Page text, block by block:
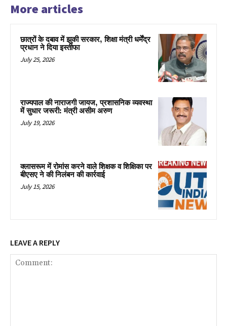
More articles
छात्रों के दबाव में झुकी सरकार, शिक्षा मंत्री धर्मेंद्र
प्रधान ने दिया इस्तीफा
July 25, 2026
राज्यपाल की नाराजगी जायज, प्रशासनिक व्यवस्था
में सुधार जरूरी: मंत्री असीम अरुण
July 19, 2026
क्लासरूम में रोमांस करने वाले शिक्षक व शिक्षिका पर
बीएसए ने की निलंबन की कार्रवाई
July 15, 2026
LEAVE A REPLY